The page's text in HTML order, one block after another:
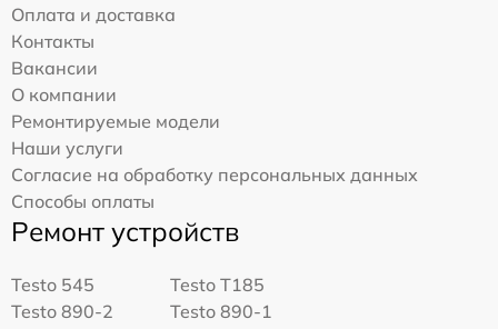
Оплата и доставка
Контакты
Вакансии
О компании
Ремонтируемые модели
Наши услуги
Согласие на обработку персональных данных
Способы оплаты
Ремонт устройств
Testo 545
Testo T185
Testo 890-2
Testo 890-1